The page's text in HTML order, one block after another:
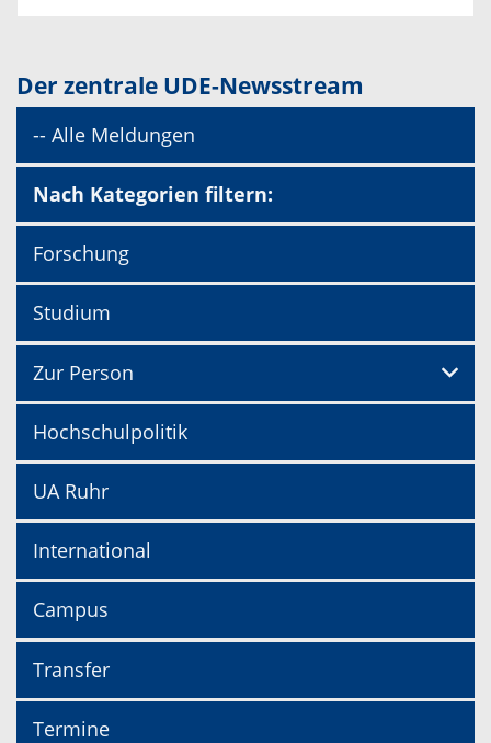
Der zentrale UDE-Newsstream
-- Alle Meldungen
Nach Kategorien filtern:
Forschung
Studium
Zur Person
Hochschulpolitik
UA Ruhr
International
Campus
Transfer
Termine